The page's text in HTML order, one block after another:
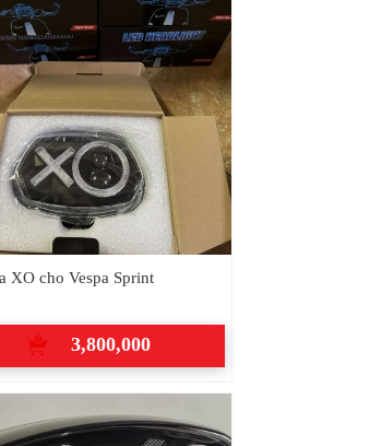
XO cho Vespa Sprint
3,800,000